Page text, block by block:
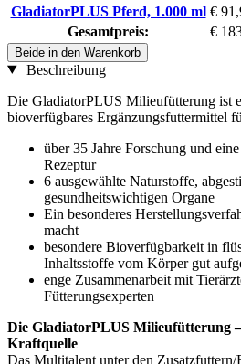
GladiatorPLUS Pferd, 1.000 ml €
Gesamtpreis:
€
Beide in den Warenkorb
Beschreibung
Die GladiatorPLUS Milieufütterung ist
bioverfügbares Ergänzungsfuttermittel
über 35 Jahre Forschung und
Rezeptur
6 ausgewählte Naturstoffe,
gesundheitswichtigen Organe
Ein besonderes
macht
besondere Bioverfügbarkeit in
Inhaltsstoffe vom Körper gut
enge Zusammenarbeit mit
Fütterungsexperten
Die GladiatorPLUS Milieufütterung
Kraftquelle
Das Multitalent unter den Zusatzfuttern/